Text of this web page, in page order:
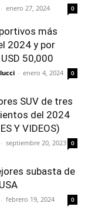
- enero 27, 2024 0
más
2024 y por
50,000
- enero 4, 2024 0
SUV de tres
del 2024
Y VIDEOS)
- septiembre 20, 2023 0
subasta de
- febrero 19, 2024 0